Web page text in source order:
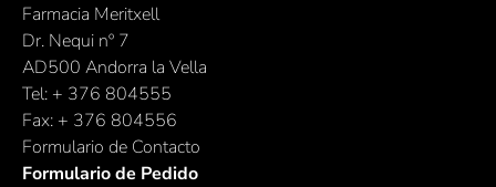
Farmacia Meritxell
Dr. Nequi nº 7
AD500 Andorra la Vella
Tel: + 376 804555
Fax: + 376 804556
Formulario de Contacto
Formulario de Pedido